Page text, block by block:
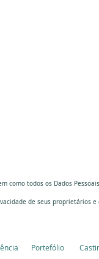
como todos os Dados
de seus proprietários e
Portefólio